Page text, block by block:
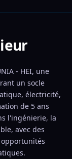
- HEI, une
un socle
électricité,
de 5 ans
l'ingénierie, la
avec des